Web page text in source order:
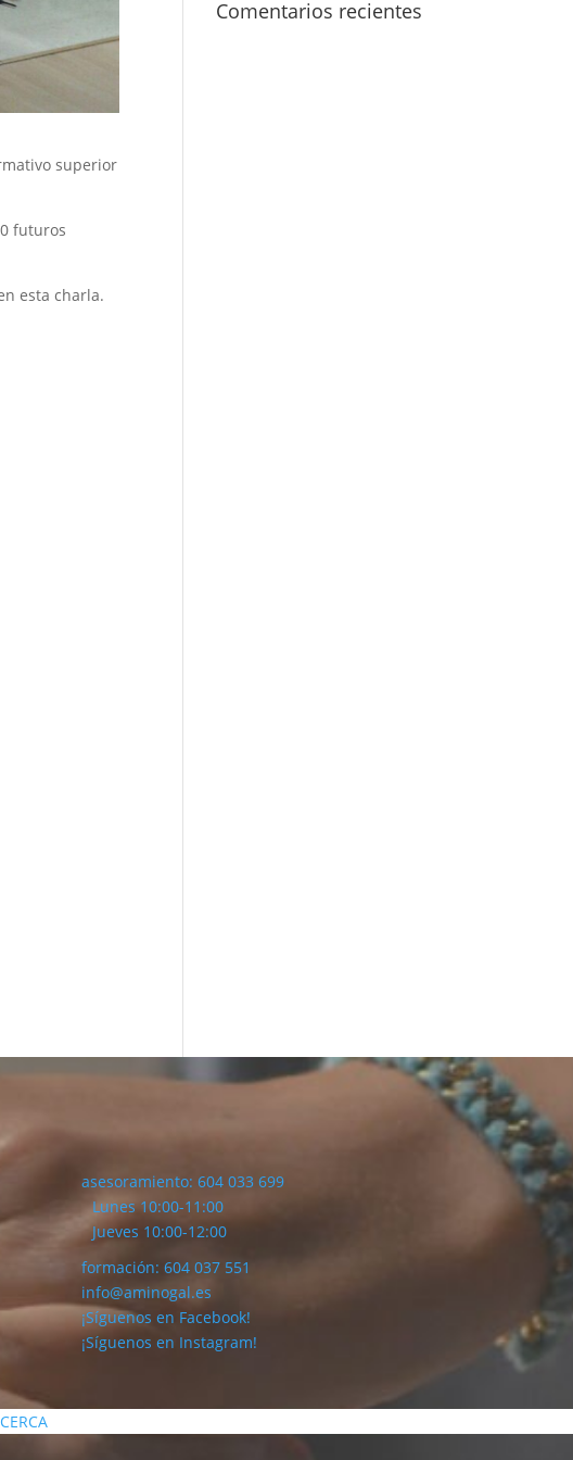
superior
futuros
esta charla.
Comentarios recientes
asesoramiento: 604 033 699
Lunes 10:00-11:00
Jueves 10:00-12:00
formación: 604 037 551
info@aminogal.es
¡Síguenos en Facebook!
¡Síguenos en Instagram!